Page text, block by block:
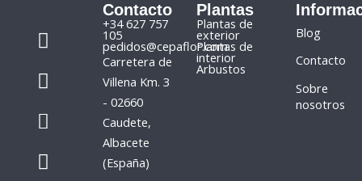
F
a
c
e
b
o
o
k
I
n
s
t
a
g
r
a
P
h
o
n
W
h
a
t
Contacto
+34 627 757
105
pedidos@cepaflor.com
Carretera de
Villena Km. 3
- 02660
Caudete,
Albacete
(España)
Plantas
Plantas de
exterior
Plantas de
interior
Arbustos
Blog
Contacto
Sobre
nosotros